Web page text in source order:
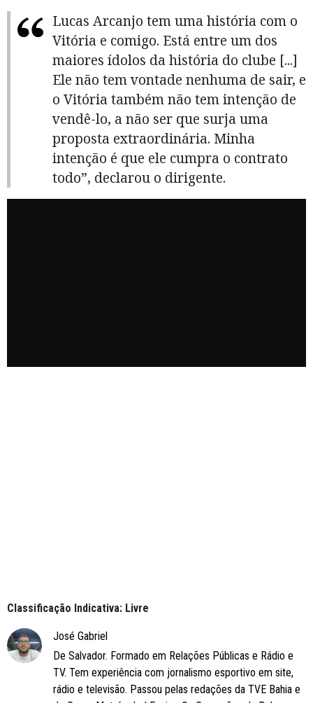
Lucas Arcanjo tem uma história com o
Vitória e comigo. Está entre um dos
maiores ídolos da história do clube [...]
Ele não tem vontade nenhuma de sair, e
o Vitória também não tem intenção de
vendê-lo, a não ser que surja uma
proposta extraordinária. Minha
intenção é que ele cumpra o contrato
todo”, declarou o dirigente.
Classificação Indicativa: Livre
José Gabriel
De Salvador. Formado em Relações Públicas e Rádio e
TV. Tem experiência com jornalismo esportivo em site,
rádio e televisão. Passou pelas redações da TVE Bahia e